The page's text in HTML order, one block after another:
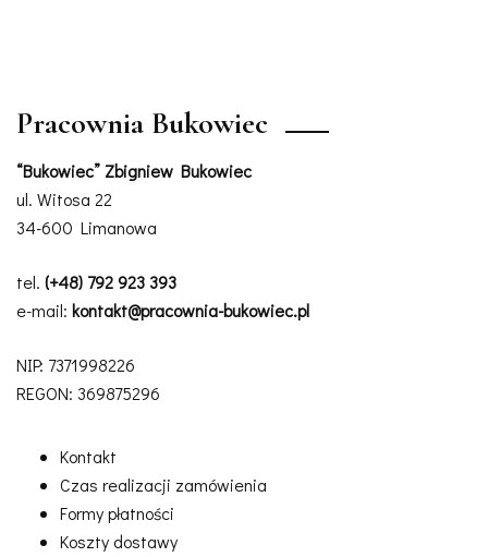
Pracownia Bukowiec
“Bukowiec” Zbigniew Bukowiec
ul. Witosa 22
34-600 Limanowa
tel. (+48) 792 923 393
e-mail: kontakt@pracownia-bukowiec.pl
NIP: 7371998226
REGON: 369875296
Kontakt
Czas realizacji zamówienia
Formy płatności
Koszty dostawy